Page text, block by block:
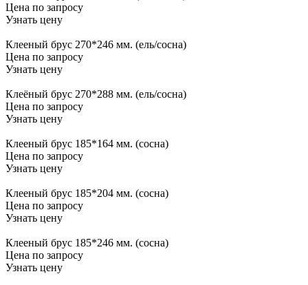
Цена по запросу
Узнать цену
Клееный брус 270*246 мм. (ель/сосна)
Цена по запросу
Узнать цену
Клеёный брус 270*288 мм. (ель/сосна)
Цена по запросу
Узнать цену
Клееный брус 185*164 мм. (сосна)
Цена по запросу
Узнать цену
Клееный брус 185*204 мм. (сосна)
Цена по запросу
Узнать цену
Клееный брус 185*246 мм. (сосна)
Цена по запросу
Узнать цену